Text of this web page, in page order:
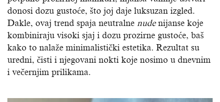
donosi dozu gustoće, što joj daje luksuzan izgled.
Dakle, ovaj trend spaja neutralne nudenijanse koje
kombiniraju visoki sjaj i dozu prozirne gustoće, baš
kako to nalaže minimalistički estetika. Rezultat su
uredni, čisti i njegovani nokti koje nosimo u dnevnim
i večernjim prilikama.